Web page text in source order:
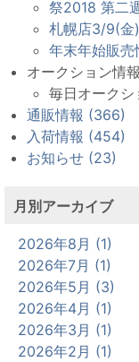
祭2018 第二
札幌店3/9(金
年末年始販
オークション情報
毎日オークシ
通販情報 (366)
入荷情報 (454)
お知らせ (23)
月別アーカイブ
2026年8月 (1)
2026年7月 (1)
2026年5月 (3)
2026年4月 (1)
2026年3月 (1)
2026年2月 (1)